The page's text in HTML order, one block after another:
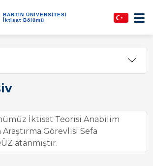
BARTIN ÜNİVERSİTESİ
İktisat Bölümü
İktisat Teorisi Anabilim
Araştırma Görevlisi Sefa
atanmıştır.